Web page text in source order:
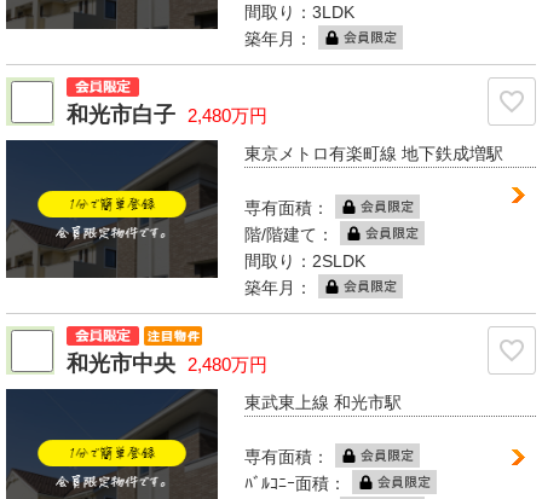
間取り：3LDK
築年月：
和光市白子 2,480万円
東京メトロ有楽町線 地下鉄成増駅
専有面積：
階/階建て：
間取り：2SLDK
築年月：
和光市中央 2,480万円
東武東上線 和光市駅
専有面積：
ﾊﾞﾙｺﾆｰ面積：